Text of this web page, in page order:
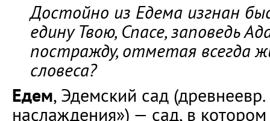
Достойно из Едема изгнан
едину Твою, Спасе, заповедь
постражду, отметая всегда
словеса?
Едем, Эдемский сад (древнеевр.
наслаждения») — сад, в котором